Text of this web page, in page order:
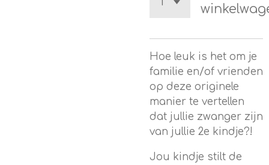
Hoe leuk is het om je
familie en/of vrienden
op deze originele
manier te vertellen
dat jullie zwanger zijn
van jullie 2e kindje?!
Jou kindje stilt de